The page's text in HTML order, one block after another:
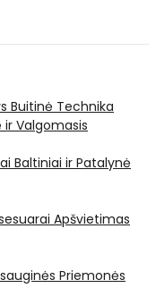
Buitinė Technika
ir Valgomasis
Baltiniai ir Patalynė
Apšvietimas
Priemonės